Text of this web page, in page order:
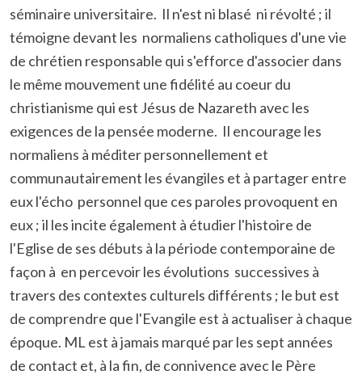
séminaire universitaire. Il n'est ni blasé ni révolté ; il
témoigne devant les normaliens catholiques d'une vie
de chrétien responsable qui s'efforce d'associer dans
le même mouvement une fidélité au coeur du
christianisme qui est Jésus de Nazareth avec les
exigences de la pensée moderne. Il encourage les
normaliens à méditer personnellement et
communautairement les évangiles et à partager entre
eux l'écho personnel que ces paroles provoquent en
eux ; il les incite également à étudier l'histoire de
l'Eglise de ses débuts à la période contemporaine de
façon à en percevoir les évolutions successives à
travers des contextes culturels différents ; le but est
de comprendre que l'Evangile est à actualiser à chaque
époque. ML est à jamais marqué par les sept années
de contact et, à la fin, de connivence avec le Père